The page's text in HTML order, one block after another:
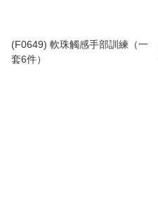
(F0649) 軟珠觸感手部訓練（一
套6件）